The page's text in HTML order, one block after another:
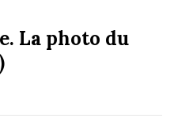
La photo du